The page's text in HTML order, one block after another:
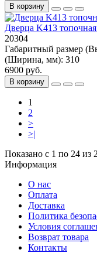
В корзину
Дверца K413
20304
Габаритный размер
(Ширина, мм): 310
6900 руб.
В корзину
1
2
>
>|
Показано с 1 по 24 из
Информация
О нас
Оплата
Доставка
Политика
Условия
Возврат товара
Контакты